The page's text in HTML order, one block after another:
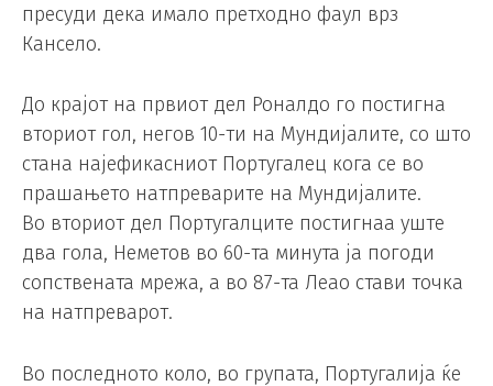
пресуди дека имало претходно фаул врз
Кансело.
До крајот на првиот дел Роналдо го постигна
вториот гол, негов 10-ти на Мундијалите, со што
стана најефикасниот Португалец кога се во
прашањето натпреварите на Мундијалите.
Во вториот дел Португалците постигнаа уште
два гола, Неметов во 60-та минута ја погоди
сопствената мрежа, а во 87-та Леао стави точка
на натпреварот.
Во последното коло, во групата, Португалија ќе